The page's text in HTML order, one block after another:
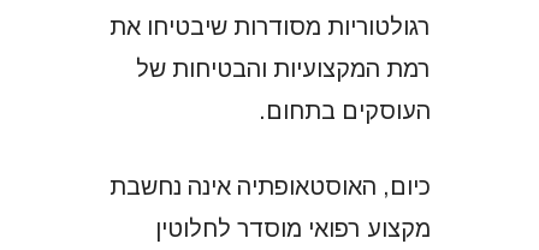
רגולטוריות מסודרות שיבטיחו את
רמת המקצועיות והבטיחות של
העוסקים בתחום.
כיום, האוסטאופתיה אינה נחשבת
מקצוע רפואי מוסדר לחלוטין